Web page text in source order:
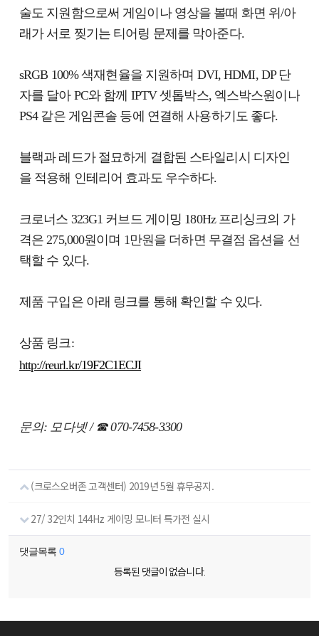
술도 지원함으로써 게임이나 영상을 볼때 화면 위/아
래가 서로 찢기는 티어링 문제를 막아준다.
sRGB 100% 색재현율을 지원하며 DVI, HDMI, DP 단
자를 달아 PC와 함께 IPTV 셋톱박스, 엑스박스원이나
PS4 같은 게임콘솔 등에 연결해 사용하기도 좋다.
블랙과 레드가 절묘하게 결합된 스타일리시 디자인
을 적용해 인테리어 효과도 우수하다.
크로너스 323G1 커브드 게이밍 180Hz 프리싱크의 가
격은 275,000원이며 1만원을 더하면 무결점 옵션을 선
택할 수 있다.
제품 구입은 아래 링크를 통해 확인할 수 있다.
상품 링크:
http://reurl.kr/19F2C1ECJI
문의: 모다넷 / ☎ 070-7458-3300
(크로스오버존 고객센터) 2019년 5월 휴무공지.
27/ 32인치 144Hz 게이밍 모니터 특가전 실시
댓글목록 0
등록된 댓글이 없습니다.